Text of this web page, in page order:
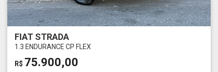
FIAT STRADA
1.3 ENDURANCE CP FLEX
R$ 75.900,00